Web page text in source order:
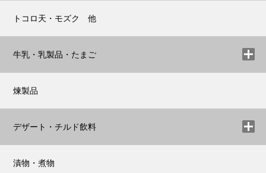
トコロ天・モズク 他
牛乳・乳製品・たまご
煉製品
デザート・チルド飲料
漬物・煮物